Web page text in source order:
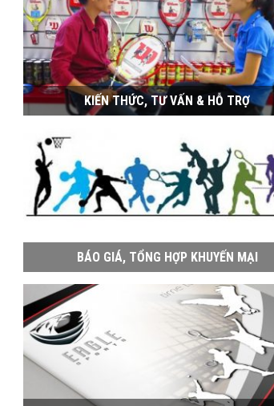
KIẾN THỨC, TƯ VẤN & HỖ TRỢ
BÁO GIÁ, TỔNG HỢP KHUYẾN MẠI